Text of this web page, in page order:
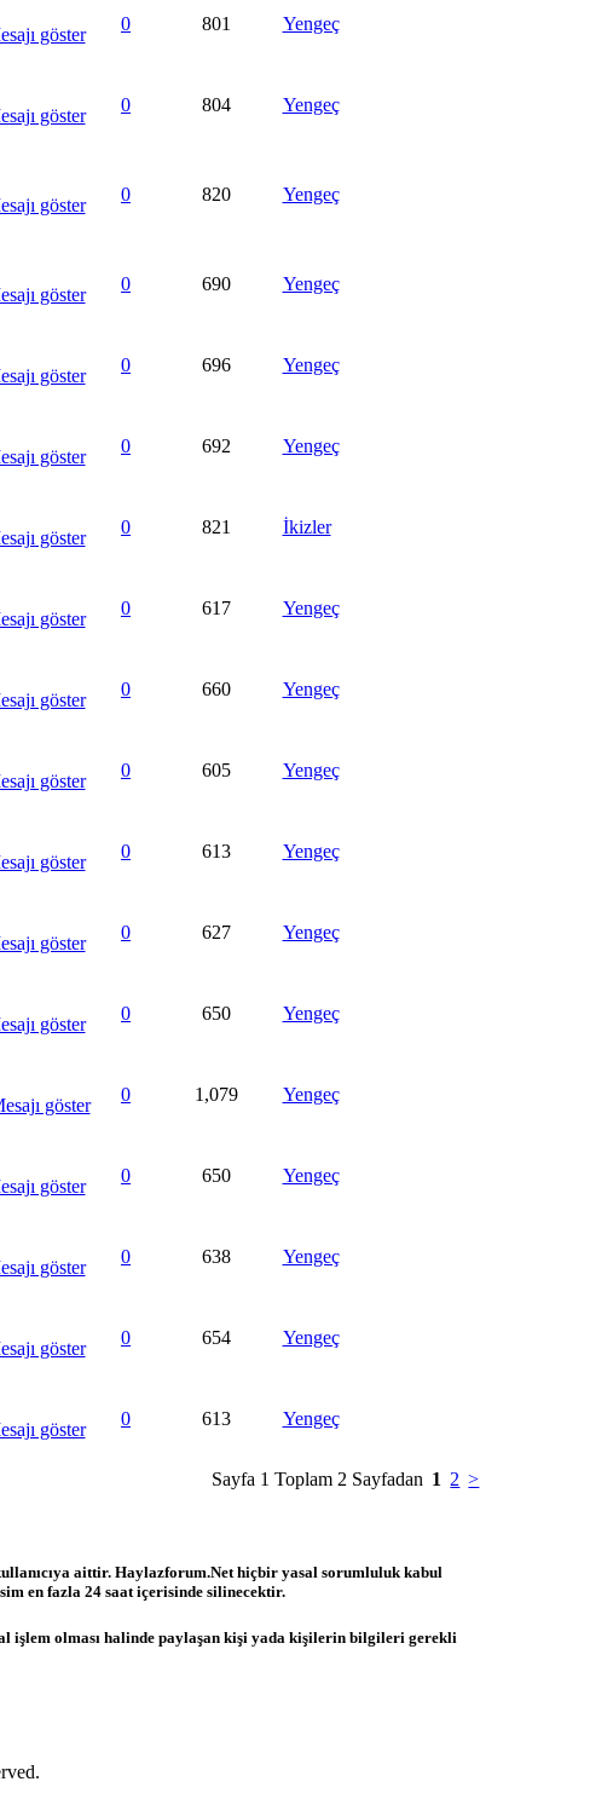
0 801 Yengeç
0 804 Yengeç
0 820 Yengeç
0 690 Yengeç
0 696 Yengeç
0 692 Yengeç
0 821 İkizler
0 617 Yengeç
0 660 Yengeç
0 605 Yengeç
0 613 Yengeç
0 627 Yengeç
0 650 Yengeç
0 1,079 Yengeç
0 650 Yengeç
0 638 Yengeç
0 654 Yengeç
0 613 Yengeç
Sayfa 1 Toplam 2 Sayfadan 1 2 >
aittir. Haylazforum.Net hiçbir yasal sorumluluk kabul
en fazla 24 saat içerisinde silinecektir.
işlem olması halinde paylaşan kişi yada kişilerin bilgileri gerekli